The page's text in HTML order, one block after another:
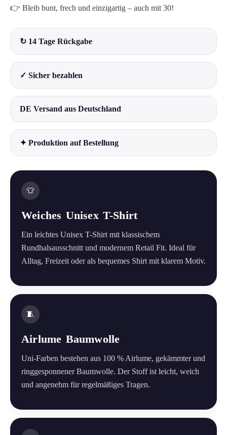
👉 Bleib bunt, frech und einzigartig – auch mit 30!
↻ 14 Tage Rückgabe
✓ Sicher bezahlen
DE Versand aus Deutschland
✦ Produktion auf Bestellung
👕
Weiches Unisex T-Shirt
Ein leichtes Unisex T-Shirt mit klassischem
Rundhalsausschnitt und modernem Retail Fit. Ideal für
Alltag, Freizeit oder als bequemes Shirt mit klarem Motiv.
🧵
Airlume Baumwolle
Uni-Farben bestehen aus 100 % Airlume, gekämmter und
ringgesponnener Baumwolle. Der Stoff ist leicht, weich
und angenehm für regelmäßiges Tragen.